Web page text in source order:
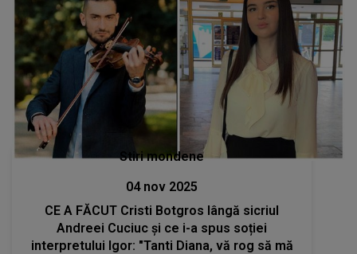
Stiri mondene
04 nov 2025
CE A FĂCUT Cristi Botgros lângă sicriul
Andreei Cuciuc și ce i-a spus soției
interpretului Igor: "Tanti Diana, vă rog să mă